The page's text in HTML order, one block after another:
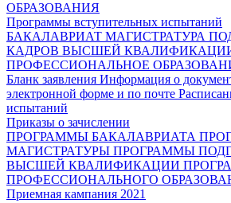
ОБРАЗОВАНИЯ
Программы вступительных испытаний
БАКАЛАВРИАТ МАГИСТРАТУРА
КАДРОВ ВЫСШЕЙ
ПРОФЕССИОНАЛЬНОЕ
Бланк заявления Информация о
электронной форме и по почте
испытаний
Приказы о зачислении
ПРОГРАММЫ БАКАЛАВРИАТА
МАГИСТРАТУРЫ ПРОГРАММЫ
ВЫСШЕЙ КВАЛИФИКАЦИИ
ПРОФЕССИОНАЛЬНОГО
Приемная кампания 2021